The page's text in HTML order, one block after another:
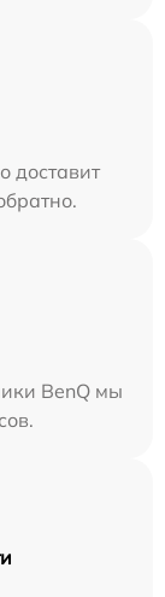
доставит
BenQ мы